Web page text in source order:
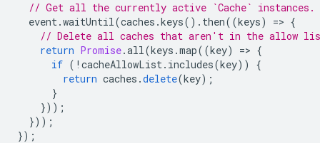
// Get all the currently active `Cache` instances.
event.waitUntil(caches .keys(). then((keys) => {
// Delete all caches that aren't in the allow
return Promise.all(keys .map((key) => {
if ( ! cacheAllowList. includes(key))
{
return caches .delete(key);
}
}));
}));
});